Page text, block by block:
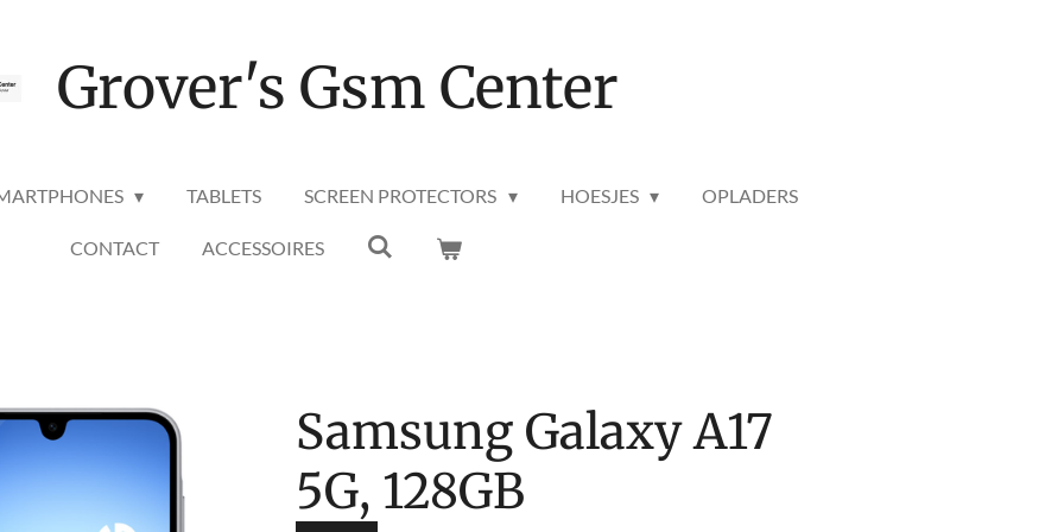
Grover's Gsm Center
TABLETS SCREEN PROTECTORS HOESJES OPLADERS
CONTACT ACCESSOIRES
Samsung Galaxy A17
5G, 128GB